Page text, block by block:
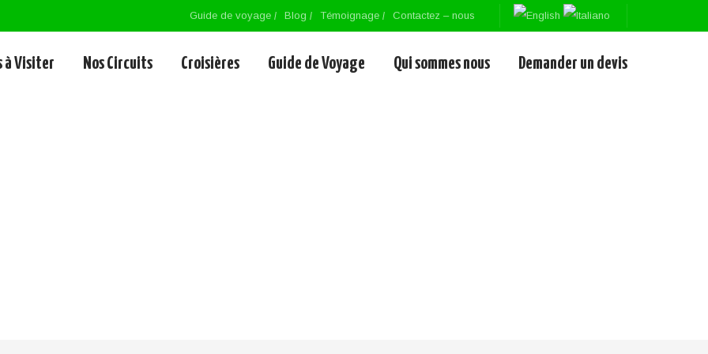
Guide de voyage Blog Témoignage Contactez – nous
à Visiter Nos Circuits Croisières Guide de Voyage Qui sommes nous Demander un devis